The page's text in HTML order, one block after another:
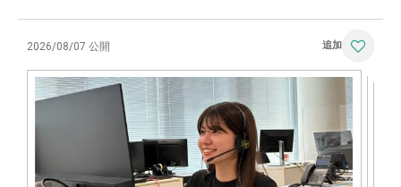
2026/08/07 公開